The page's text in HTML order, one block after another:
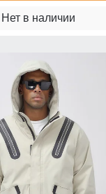
Нет в наличии